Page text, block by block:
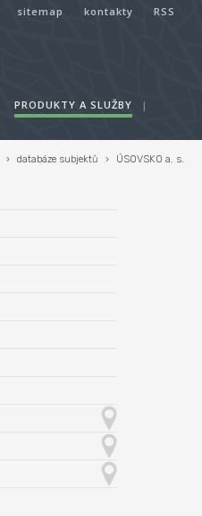
sitemap kontakty RSS
PRODUKTY A SLUŽBY
|
› databáze subjektů › ÚSOVSKO a. s.